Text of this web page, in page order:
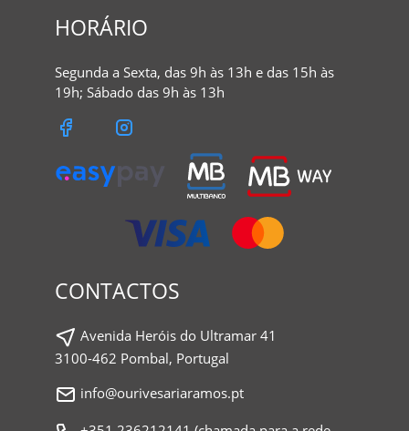
HORÁRIO
Segunda a Sexta, das 9h às 13h e das 15h às
19h; Sábado das 9h às 13h
CONTACTOS
Avenida Heróis do Ultramar 41
3100-462 Pombal, Portugal
info@ourivesariaramos.pt